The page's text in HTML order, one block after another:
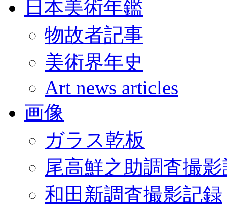
日本美術年鑑
物故者記事
美術界年史
Art news articles
画像
ガラス乾板
尾高鮮之助調査撮
和田新調査撮影記録